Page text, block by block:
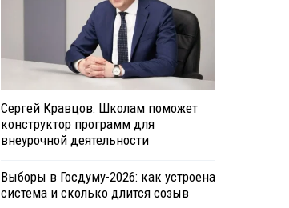
Сергей Кравцов: Школам поможет
конструктор программ для
внеурочной деятельности
Выборы в Госдуму-2026: как устроена
система и сколько длится созыв